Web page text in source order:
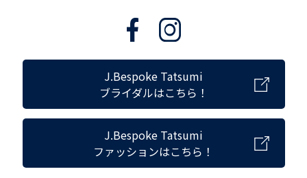
J.Bespoke Tatsumi
ブライダルはこちら！
J.Bespoke Tatsumi
ファッションはこちら！